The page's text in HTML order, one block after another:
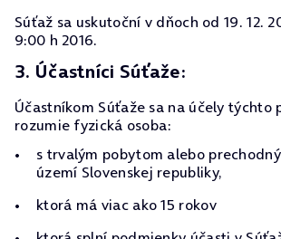
Súťaž sa uskutoční v dňoch od 19. 12.
9:00 h 2016.
3. Účastníci Súťaže:
Účastníkom Súťaže sa na účely týchto
rozumie fyzická osoba:
s trvalým pobytom alebo
území Slovenskej republiky,
ktorá má viac ako 15 rokov